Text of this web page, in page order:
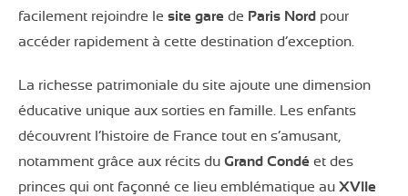
facilement rejoindre le site gare de Paris Nord pour
accéder rapidement à cette destination d’exception.
La richesse patrimoniale du site ajoute une dimension
éducative unique aux sorties en famille. Les enfants
découvrent l’histoire de France tout en s’amusant,
notamment grâce aux récits du Grand Condé et des
princes qui ont façonné ce lieu emblématique au XVIIe